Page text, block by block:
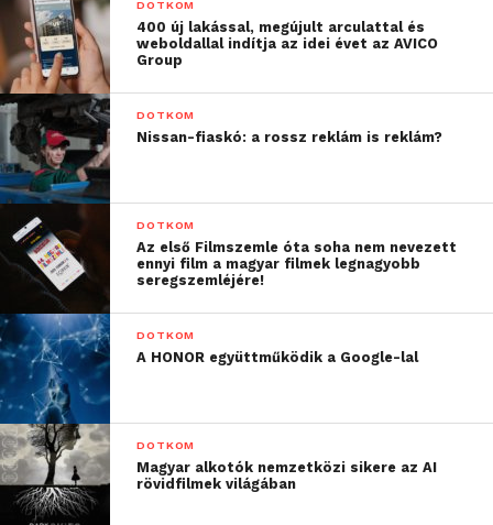
DOTKOM
400 új lakással, megújult arculattal és
weboldallal indítja az idei évet az AVICO
Group
DOTKOM
Nissan-fiaskó: a rossz reklám is reklám?
DOTKOM
Az első Filmszemle óta soha nem nevezett
ennyi film a magyar filmek legnagyobb
seregszemléjére!
DOTKOM
A HONOR együttműködik a Google-lal
DOTKOM
Magyar alkotók nemzetközi sikere az AI
rövidfilmek világában